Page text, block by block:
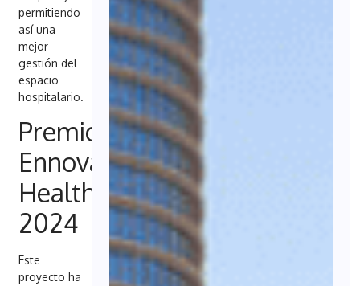
permitiendo
así una
mejor
gestión del
espacio
hospitalario.
Premio
Ennova
Health
2024
Este
proyecto ha